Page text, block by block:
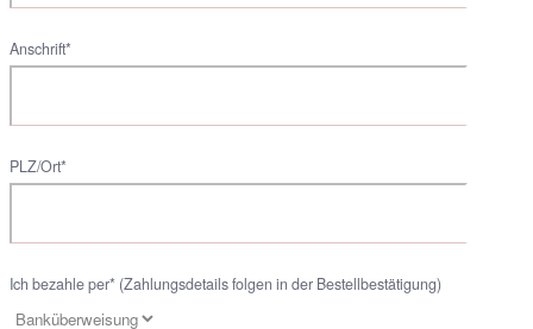
Anschrift*
PLZ/Ort*
Ich bezahle per* (Zahlungsdetails folgen in der Bestellbestätigung)